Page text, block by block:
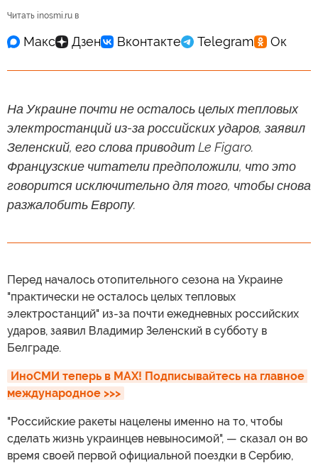
Читать inosmi.ru в
На Украине почти не осталось целых тепловых
электростанций из-за российских ударов, заявил
Зеленский, его слова приводит Le Figaro.
Французские читатели предположили, что это
говорится исключительно для того, чтобы снова
разжалобить Европу.
Перед началось отопительного сезона на Украине
"практически не осталось целых тепловых
электростанций" из-за почти ежедневных российских
ударов, заявил Владимир Зеленский в субботу в
Белграде.
ИноСМИ теперь в MAX! Подписывайтесь на главное
международное >>>
"Российские ракеты нацелены именно на то, чтобы
сделать жизнь украинцев невыносимой", — сказал он во
время своей первой официальной поездки в Сербию,